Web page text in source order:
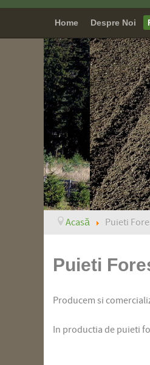
Home Despre Noi
Acasă Puieti
Puieti
Producem si
In productia de puieti